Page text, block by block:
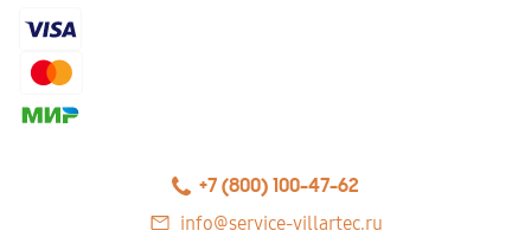
+7 (800) 100-47-62
info@service-villartec.ru